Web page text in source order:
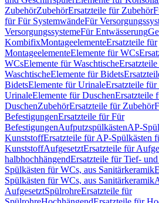
ZubehörZubehörErsatzteile für Zubehör
für Für SystemwändeFür
VersorgungssystemeFür Entwässerung
KombifixMontageelementeErsatzteile für
MontageelementeElemente für WCs
WCsElemente für Waschtische
WaschtischeElemente für Bidets
BidetsElemente für UrinaleErsatzteile
UrinaleElemente für DuschenErsatzteile
DuschenZubehörErsatzteile für Zubehör
BefestigungenErsatzteile für Für
BefestigungenAufputzspülkästenAP-
KunststoffErsatzteile für AP-Spülkästen
KunststoffAufgesetztErsatzteile für
halbhochhängendErsatzteile für Tief-
Spülkästen für WCs, aus Sanitärkeramik
Spülkästen für WCs, aus Sanitärkeramik
AufgesetztSpülrohreErsatzteile für